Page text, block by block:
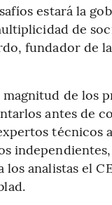
estará la
de
fundador de
magnitud de los
antes de
técnicos
los analistas el